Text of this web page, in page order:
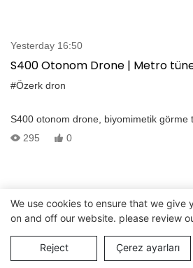
Yesterday 16:50
S400 Otonom Drone | Metro
gelişmiş engelden kaçınma
#Özerk dron
S400 otonom drone, biyomimetik görme
otonom uçuş ile denetim yeteneklerini
Eşleme & Engel tanıma -karmaşık
295 0
Send Inquiry
We use cookies to ensure that we give
on and off our website. please review
Reject Çerez ayarları